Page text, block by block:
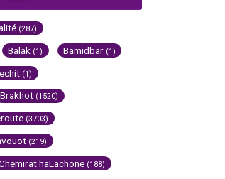
(287)
Balak (1) Bamidbar (1)
(1)
Brakhot (1520)
(3703)
(219)
haLachone (188)